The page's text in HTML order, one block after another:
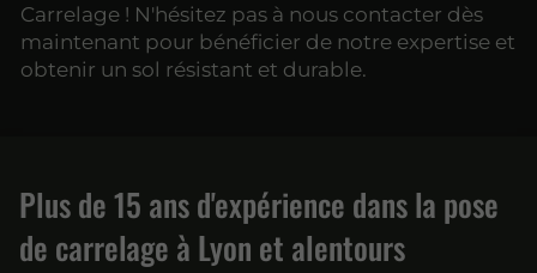
Carrelage ! N'hésitez pas à nous contacter dès
maintenant pour bénéficier de notre expertise et
obtenir un sol résistant et durable.
Plus de 15 ans d'expérience dans la pose
de carrelage à Lyon et alentours